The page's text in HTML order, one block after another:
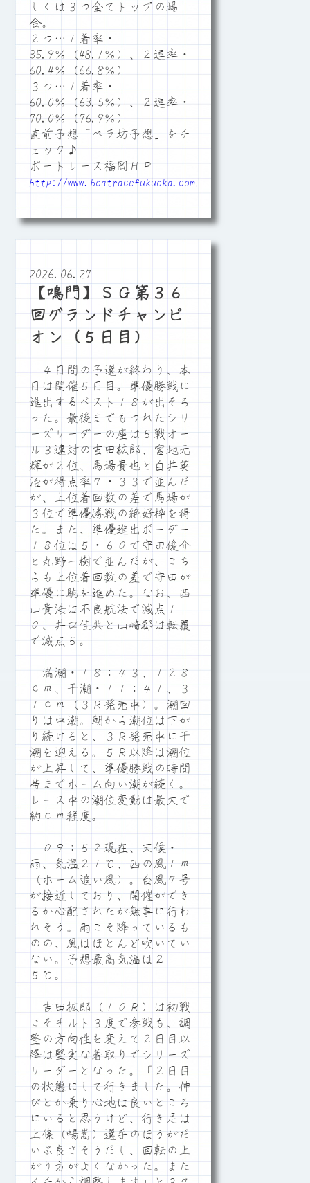
しくは３つ全てトップの場
合。
２つ…１着率・
35.9％（48.1％）、２連率・
60.4％（66.8％）
３つ…１着率・
60.0％（63.5％）、２連率・
70.0％（76.9％）
直前予想「ペラ坊予想」をチ
ェック♪
ボートレース福岡ＨＰ
http://www.boatracefukuoka.com/
2026.06.27
【鳴門】ＳＧ第３６
回グランドチャンピ
オン（５日目）
４日間の予選が終わり、本
日は開催５日目。準優勝戦に
進出するベスト１８が出そろ
った。最後までもつれたシリ
ーズリーダーの座は５戦オー
ル３連対の吉田拡郎、宮地元
輝が２位、馬場貴也と白井英
治が得点率７・３３で並んだ
が、上位着回数の差で馬場が
３位で準優勝戦の絶好枠を得
た。また、準優進出ボーダー
１８位は５・６０で守田俊介
と丸野一樹で並んだが、こち
らも上位着回数の差で守田が
準優に駒を進めた。なお、西
山貴浩は不良航法で減点１
０、井口佳典と山崎郡は転覆
で減点５。
満潮・１８：４３、１２８
ｃｍ、干潮・１１：４１、３
１ｃｍ（３Ｒ発売中）。潮回
りは中潮。朝から潮位は下が
り続けると、３Ｒ発売中に干
潮を迎える。５Ｒ以降は潮位
が上昇して、準優勝戦の時間
帯までホーム向い潮が続く。
レース中の潮位変動は最大で
約ｃｍ程度。
０９：５２現在、天候・
雨、気温２１℃、西の風１ｍ
（ホーム追い風）。台風７号
が接近しており、開催ができ
るか心配されたが無事に行わ
れそう。雨こそ降っているも
のの、風はほとんど吹いてい
ない。予想最高気温は２
５℃。
吉田拡郎（１０Ｒ）は初戦
こそチルト３度で参戦も、調
整の方向性を変えて２日目以
降は堅実な着取りでシリーズ
リーダーとなった。「２日目
の状態にして行きました。伸
びとか乗り心地は良いところ
にいると思うけど、行き足は
上條（暢嵩）選手のほうがだ
いぶ良さそうだし、回転の上
がり方がよくなかった。また